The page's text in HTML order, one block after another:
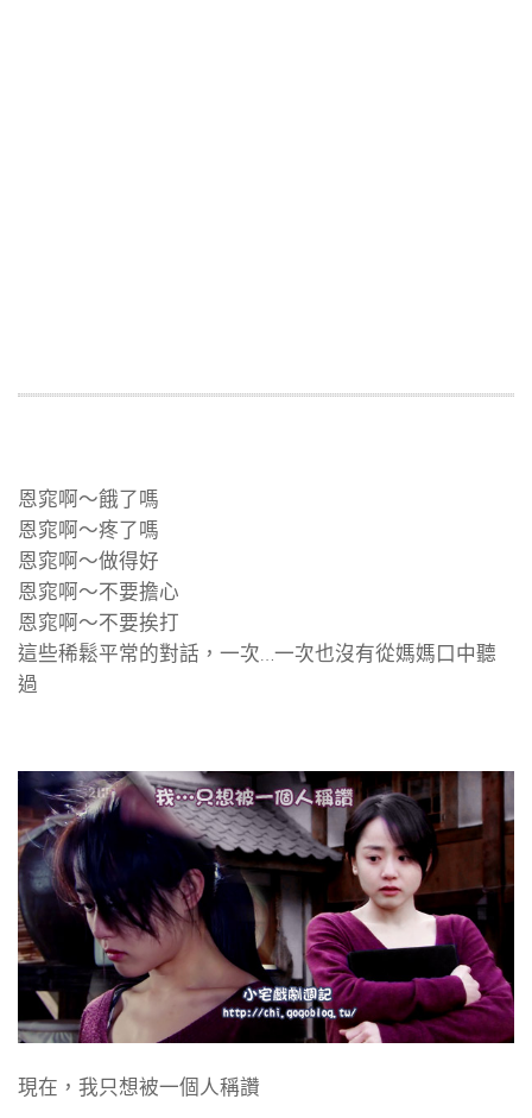
恩窕啊～餓了嗎
恩窕啊～疼了嗎
恩窕啊～做得好
恩窕啊～不要擔心
恩窕啊～不要挨打
這些稀鬆平常的對話，一次…一次也沒有從媽媽口中聽
過
現在，我只想被一個人稱讚